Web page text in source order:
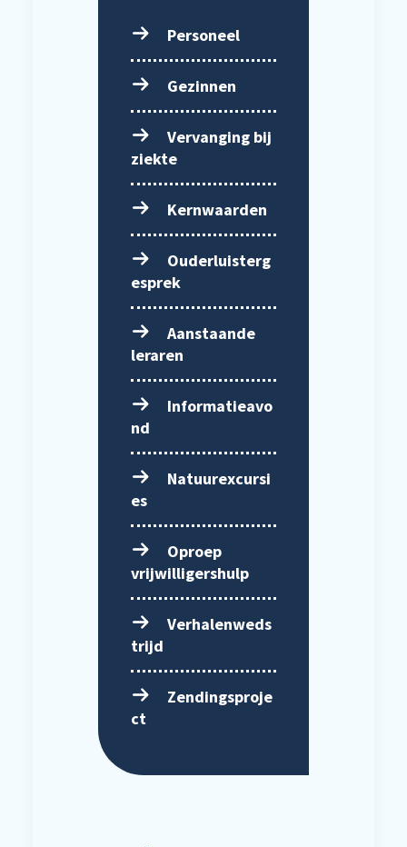
Personeel
Gezinnen
Vervanging bij
ziekte
Kernwaarden
Ouderluisterg
esprek
Aanstaande
leraren
Informatieavo
nd
Natuurexcursi
es
Oproep
vrijwilligershulp
Verhalenweds
trijd
Zendingsproje
ct